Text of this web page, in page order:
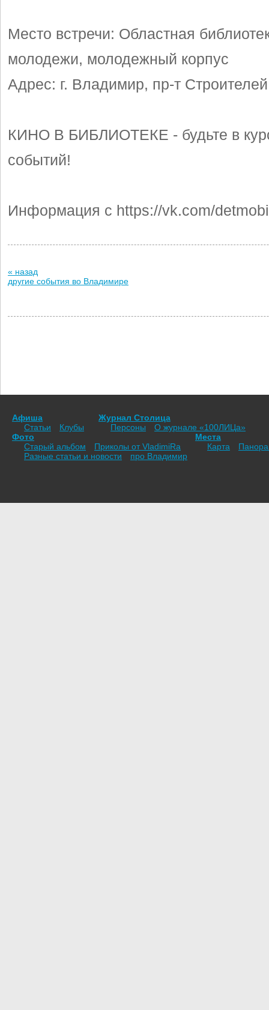
Место встречи: Областная
молодежи, молодежный корпус
Адрес: г. Владимир, пр-т
КИНО В БИБЛИОТЕКЕ - будьте в
событий!
Информация с https://vk.com/
« назад
другие события во Владимире
Афиша
Статьи
Клубы
Журнал Столица
Персоны
О журнале «100ЛИЦа»
Фото
Старый альбом
Приколы от VladimiRа
Места
Карта
Разные статьи и новости
про Владимир